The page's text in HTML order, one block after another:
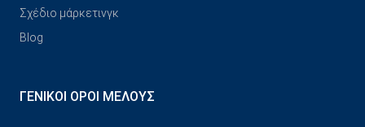
Σχέδιο μάρκετινγκ
Blog
ΓΕΝΙΚΟΊ ΌΡΟΙ ΜΈΛΟΥΣ